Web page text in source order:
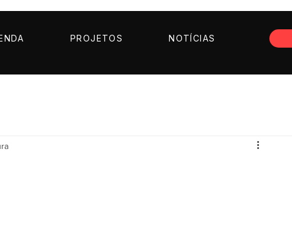
PROJETOS NOTÍCIAS